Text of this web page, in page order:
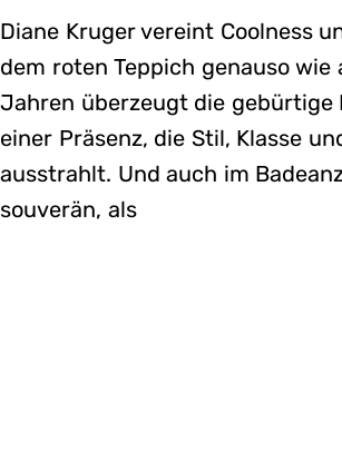
Diane Kruger vereint Coolness
dem roten Teppich genauso wie
Jahren überzeugt die gebürtige
einer Präsenz, die Stil, Klasse
ausstrahlt. Und auch im
souverän, als